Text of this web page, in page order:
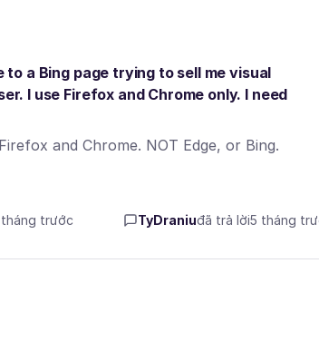
to a Bing page trying to sell me visual
I use Firefox and Chrome only. I need
and Chrome. NOT Edge, or Bing.
trước TyDraniuđã trả lời5 tháng